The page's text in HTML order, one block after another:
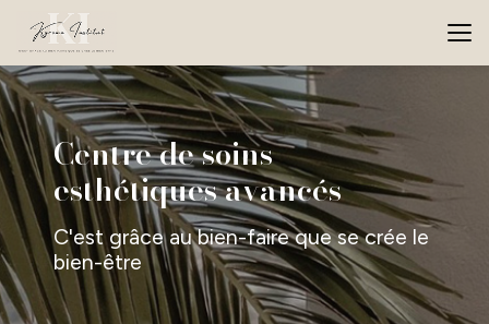
contenu
principal
Centre de soins
esthétiques avancés
C'est grâce au bien-faire que se crée le
bien-être